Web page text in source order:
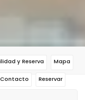
y Reserva Mapa
Contacto Reservar